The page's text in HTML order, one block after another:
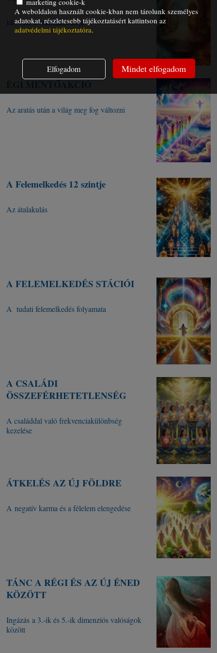
Idő van, a számadás ideje
ÉGI MENTŐAKCIÓ
Az aratás után a világ meg fog változni
A Felemelkedés 12 szintje
Az átalakulás
A FELEMELKEDÉS STÁCIÓI
A tudati felemelkedés folyamata
A CSALÁDI
ÖSSZEFÉRHETETLENSÉG
A családdal való frekvenciakülönbség
kezelése
ÁTKELÉS AZ ÚJ FÖLDRE
A negatív karma és a félelem elengedése
TÁNC A RÉGI ÉS AZ ÚJ ÉNED
KÖZÖTT
Ingázás a 3.-ik és 5.-ik dimenziós valóságok
között
marketing cookie-k
A weboldalon használt cookie-kban nem tárolunk személyes
adatokat, részletesebb tájékoztatásért kattintson az
adatvédelmi tájékoztatóra.
Elfogadom Mindet elfogadom